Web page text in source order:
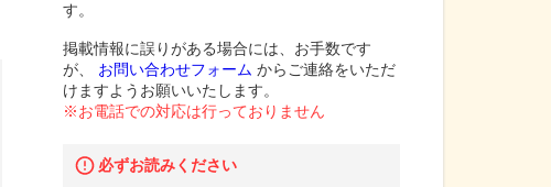
す。
掲載情報に誤りがある場合には、お手数です
が、
お問い合わせフォーム からご連絡をいただ
けますようお願いいたします。
※お電話での対応は行っておりません
必ずお読みください